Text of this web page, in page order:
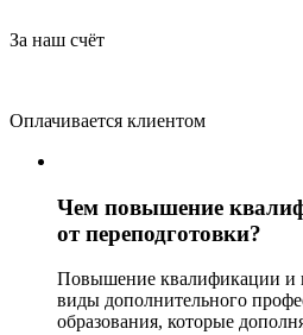
За наш счёт
Оплачивается клиентом
Чем повышение
от переподготовки?
Повышение квалификации и
виды дополнительного
образования, которые